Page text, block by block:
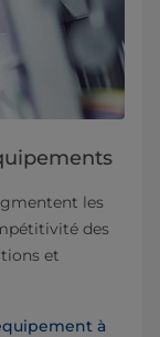
les
des
et
à